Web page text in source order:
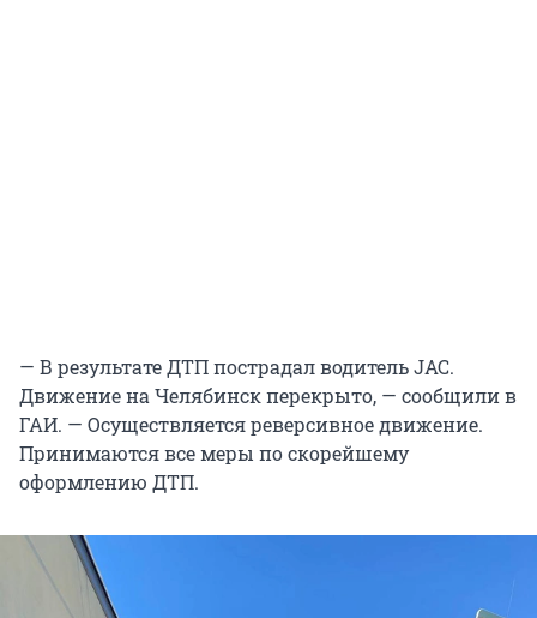
— В результате ДТП пострадал водитель JAC.
Движение на Челябинск перекрыто, — сообщили в
ГАИ. — Осуществляется реверсивное движение.
Принимаются все меры по скорейшему
оформлению ДТП.